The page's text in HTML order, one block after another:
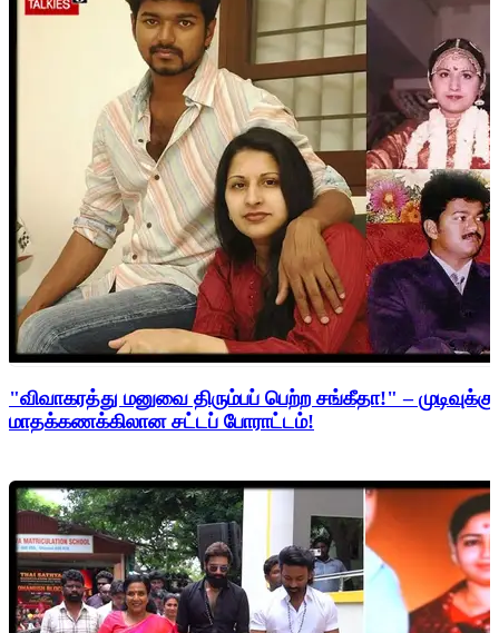
"விவாகரத்து மனுவை திரும்பப் பெற்ற சங்கீதா!" –
மாதக்கணக்கிலான சட்டப் போராட்டம்!